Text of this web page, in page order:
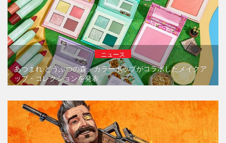
ニュース
あつまれ どうぶつの森、カラーポップがコラボしたメイクア
ップ・コレクションを発表